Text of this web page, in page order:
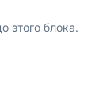
этого блока.